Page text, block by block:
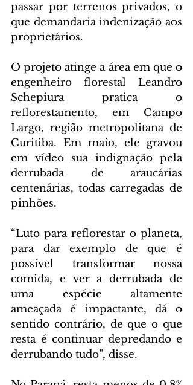
passar por terrenos privados, o
que demandaria indenização aos
proprietários.
O projeto atinge a área em que o
engenheiro florestal Leandro
Schepiura pratica o
reflorestamento, em Campo
Largo, região metropolitana de
Curitiba. Em maio, ele gravou
em vídeo sua indignação pela
derrubada de araucárias
centenárias, todas carregadas de
pinhões.
“Luto para reflorestar o planeta,
para dar exemplo de que é
possível transformar nossa
comida, e ver a derrubada de
uma espécie altamente
ameaçada é impactante, dá o
sentido contrário, de que o que
resta é continuar depredando e
derrubando tudo”, disse.